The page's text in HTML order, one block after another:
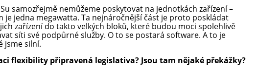
samozřejmě nemůžeme poskytovat na jednotkách zařízení –
je jedna megawatta. Ta nejnáročnější část je proto poskládat
zařízení do takto velkých bloků, které budou moci spolehlivě
síti své podpůrné služby. O to se postará software. A to je
jsme silní.
flexibility připravená legislativa? Jsou tam nějaké překážky?